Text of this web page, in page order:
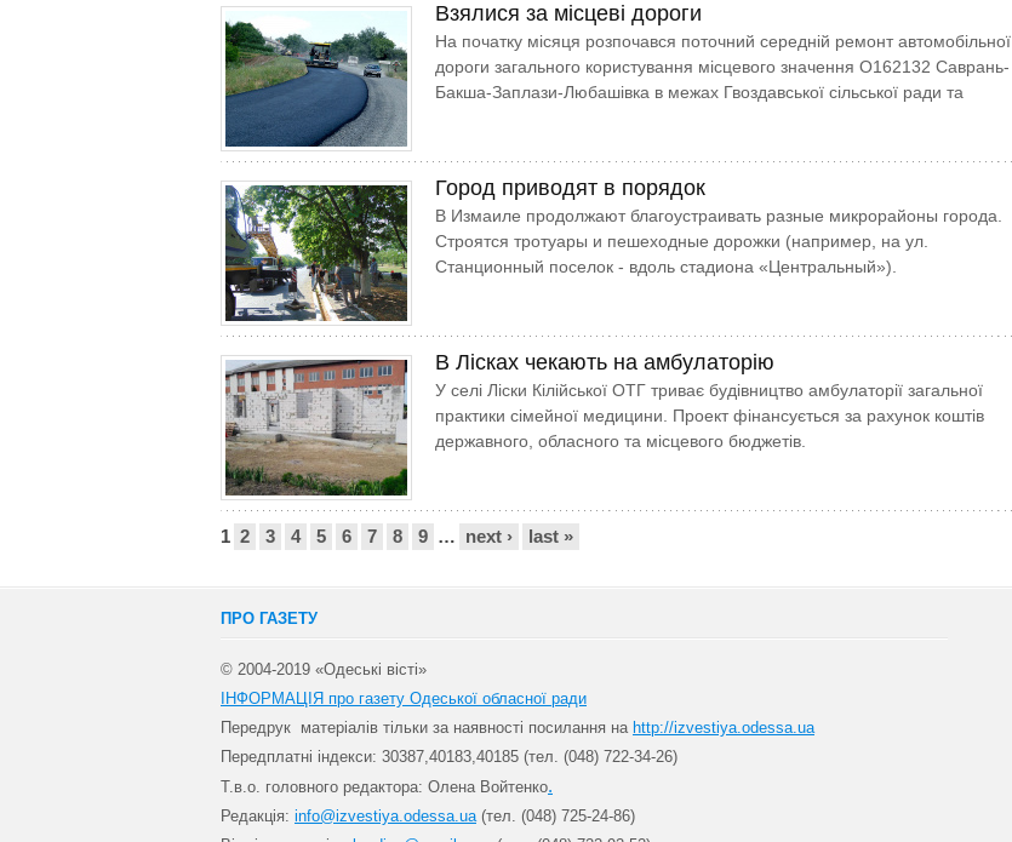
Взялися за місцеві дороги
На початку місяця розпочався поточний середній ремонт автомобільної
дороги загального користування місцевого значення О162132 Саврань-
Бакша-Заплази-Любашівка в межах Гвоздавської сільської ради та
Город приводят в порядок
В Измаиле продолжают благоустраивать разные микрорайоны города.
Строятся тротуары и пешеходные дорожки (например, на ул.
Станционный поселок - вдоль стадиона «Центральный»).
В Лісках чекають на амбулаторію
У селі Ліски Кілійської ОТГ триває будівництво амбулаторії загальної
практики сімейної медицини. Проект фінансується за рахунок коштів
державного, обласного та місцевого бюджетів.
Сторінки
1 2 3 4 5 6 7 8 9 … next › last »
ПРО ГАЗЕТУ
© 2004-2019 «Одеські вісті»
ІНФОРМАЦІЯ про газету Одеської обласної ради
Передрук матеріалів тільки за наявності посилання на http://izvestiya.odessa.ua
Передплатні індекси: 30387,40183,40185 (тел. (048) 722-34-26)
Т.в.о. головного редактора: Олена Войтенко.
Редакція: info@izvestiya.odessa.ua(тел. (048) 725-24-86)